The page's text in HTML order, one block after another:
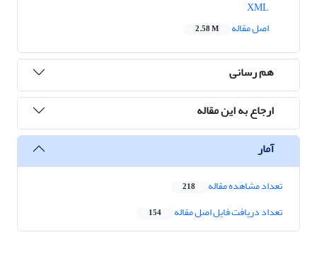
اصل مقاله
2.58 M
هم رسانی
ارجاع به این مقاله
آمار
تعداد مشاهده مقاله 218
تعداد دریافت فایل اصل مقاله 154